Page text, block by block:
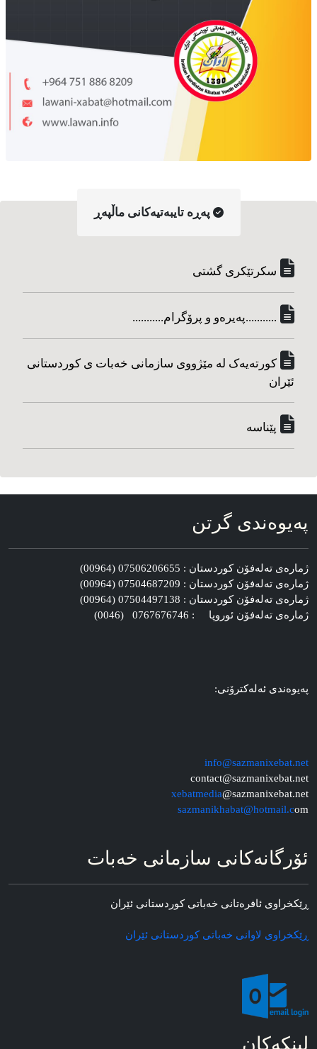
په‌ڕه‌ تایبه‌تیه‌کانی ماڵپه‌ڕ
سکرتێکری گشتی
...........په‌یره‌و و پرۆگرام...........
کورته‌یه‌ک له مێژووی سازمانی خه‌بات ی کوردستانی
ئێران
پێناسه‌
په‌یوه‌ندی گرتن
ژماره‌ی ته‌له‌فۆن کوردستان : 07506206655 (00964)
ژماره‌ی ته‌له‌فۆن کوردستان : 07504687209 (00964)
ژماره‌ی ته‌له‌فۆن کوردستان : 07504497138 (00964)
ژماره‌ی ته‌له‌فۆن ئوروپا : 0767676746 (0046)
په‌یوه‌ندی ئه‌له‌کترۆنی:
info@sazmanixebat.net
contact@sazmanixebat.net
xebatmedia@sazmanixebat.net
sazmanikhabat@hotmail.com
ئۆرگانه‌کانی سازمانی خه‌بات
ڕێکخراوی ئافره‌تانی خه‌باتی کوردستانی ئێران
ڕێکخراوی لاوانی خه‌باتی کوردستانی ئێران
لینکه‌کان